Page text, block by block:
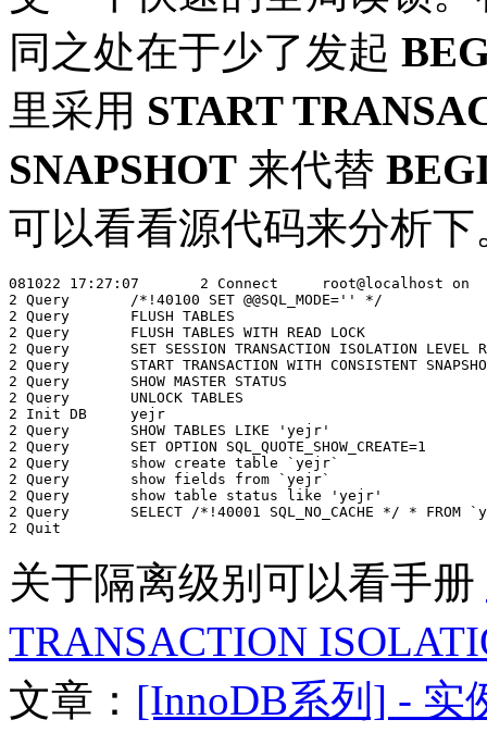
同之处在于少了发起
里采用 START
SNAPSHOT 来代替
可以看看源代码来分析下
081022 17:27:07       2 Connect     root@localhost on
2 Query       /*!40100 SET @@SQL_MODE='' */
2 Query       FLUSH TABLES
2 Query       FLUSH TABLES WITH READ LOCK
2 Query       SET SESSION TRANSACTION ISOLATION LEVEL
2 Query       START TRANSACTION WITH CONSISTENT
2 Query       SHOW MASTER STATUS
2 Query       UNLOCK TABLES
2 Init DB     yejr
2 Query       SHOW TABLES LIKE 'yejr'
2 Query       SET OPTION SQL_QUOTE_SHOW_CREATE=1
2 Query       show create table `yejr`
2 Query       show fields from `yejr`
2 Query       show table status like 'yejr'
2 Query       SELECT /*!40001 SQL_NO_CACHE */ * FROM
关于隔离级别可以看手册
TRANSACTION
文章： [InnoDB系列] - 实